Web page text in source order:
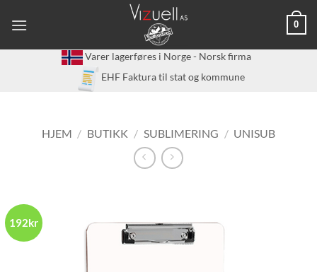
0
Varer lagerføres i Norge - Norsk firma
EHF Faktura til stat og kommune
HJEM / BUTIKK / SUBLIMERING / UNISUB
192kr